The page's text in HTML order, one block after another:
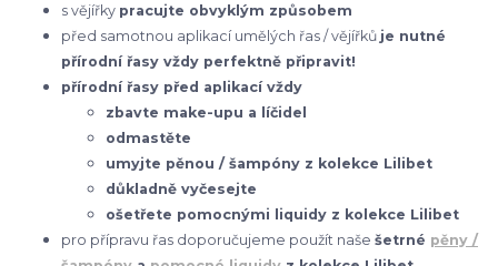
s vějířky pracujte obvyklým způsobem
před samotnou aplikací umělých řas / vějířků je nutné
přírodní řasy vždy perfektně připravit!
přírodní řasy před aplikací vždy
zbavte make-upu a líčidel
odmastěte
umyjte pěnou / šampóny z kolekce Lilibet
důkladně vyčesejte
ošetřete pomocnými liquidy z kolekce Lilibet
pro přípravu řas doporučujeme použít naše šetrné pěny /